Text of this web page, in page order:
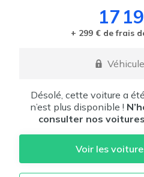
17
+ 299 € de frais
Désolé, cette voiture a
n’est plus disponible !
consulter nos
Voir les